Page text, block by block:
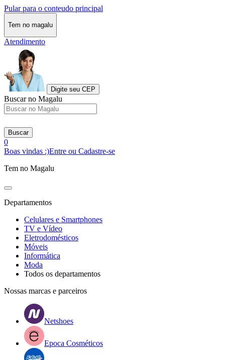
Pular para o conteudo principal
Tem no magalu
Atendimento
Digite seu CEP
Buscar no Magalu
Buscar
0
Boas vindas :)Entre ou Cadastre-se
Tem no Magalu
Departamentos
Celulares e Smartphones
TV e Vídeo
Eletrodomésticos
Móveis
Informática
Moda
Todos os departamentos
Nossas marcas e parceiros
Netshoes
Epoca Cosméticos